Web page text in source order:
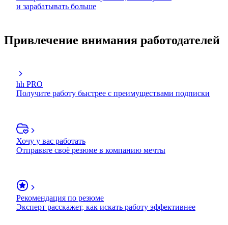
и зарабатывать больше
Привлечение внимания работодателей
hh PRO
Получите работу быстрее с преимуществами подписки
Хочу у вас работать
Отправьте своё резюме в компанию мечты
Рекомендация по резюме
Эксперт расскажет, как искать работу эффективнее